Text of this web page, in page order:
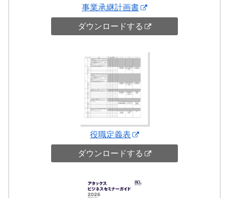
事業承継計画書
ダウンロードする
役職定義表
ダウンロードする